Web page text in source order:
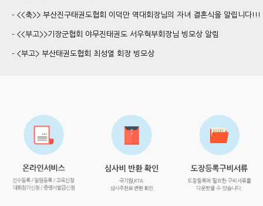
<<축>> 부산진구태권도협회 이덕만 역대회장님의 자녀 결혼식을 알립니다!!!
<<부고>>기장군협회 야무진태권도 서우혁부회장님 빙모상 알림
<부고> 부산태권도협회 최성열 회장 빙모상